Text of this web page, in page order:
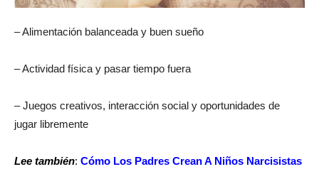
– Alimentación balanceada y buen sueño
– Actividad física y pasar tiempo fuera
– Juegos creativos, interacción social y oportunidades de
jugar libremente
Lee también: Cómo Los Padres Crean A Niños Narcisistas